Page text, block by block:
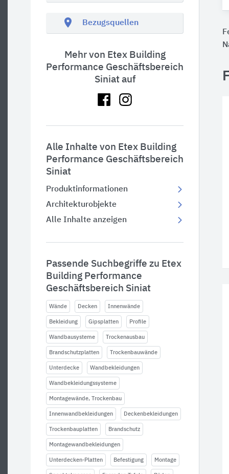
location_on Bezugsquellen
Mehr von Etex Building
Performance Geschäftsbereich
Siniat auf
Alle Inhalte von Etex Building
Performance Geschäftsbereich
Siniat
Produktinformationen
Architekturobjekte
Alle Inhalte anzeigen
Passende Suchbegriffe zu Etex
Building Performance
Geschäftsbereich Siniat
Wände Decken Innenwände
Bekleidung Gipsplatten Profile
Wandbausysteme Trockenausbau
Brandschutzplatten Trockenbauwände
Unterdecke Wandbekleidungen
Wandbekleidungssysteme
Montagewände, Trockenbau
Innenwandbekleidungen Deckenbekleidungen
Trockenbauplatten Brandschutz
Montagewandbekleidungen
Unterdecken-Platten Befestigung Montage